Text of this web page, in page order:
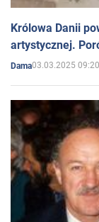
Królowa Danii
artystycznej.
Dama03.03.2025 09:20